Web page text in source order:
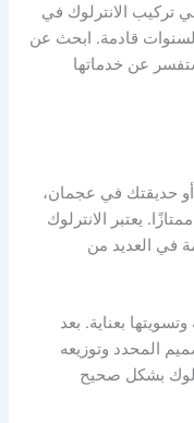
تركيب الانترلوك في
لسنوات قادمة. ابحث عن
عن خدماتها
حديقتك في عجمان،
يعتبر الانترلوك
في العديد من
بعناية. بعد
المحدد وتوزيعه
بشكل صحيح